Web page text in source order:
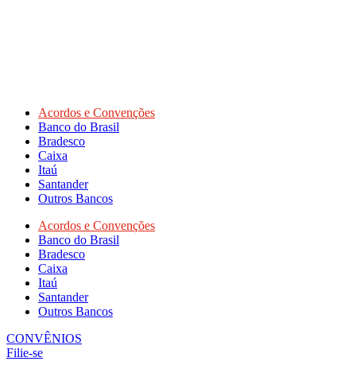
Acordos e Convenções
Banco do Brasil
Bradesco
Caixa
Itaú
Santander
Outros Bancos
Acordos e Convenções
Banco do Brasil
Bradesco
Caixa
Itaú
Santander
Outros Bancos
CONVÊNIOS
Filie-se